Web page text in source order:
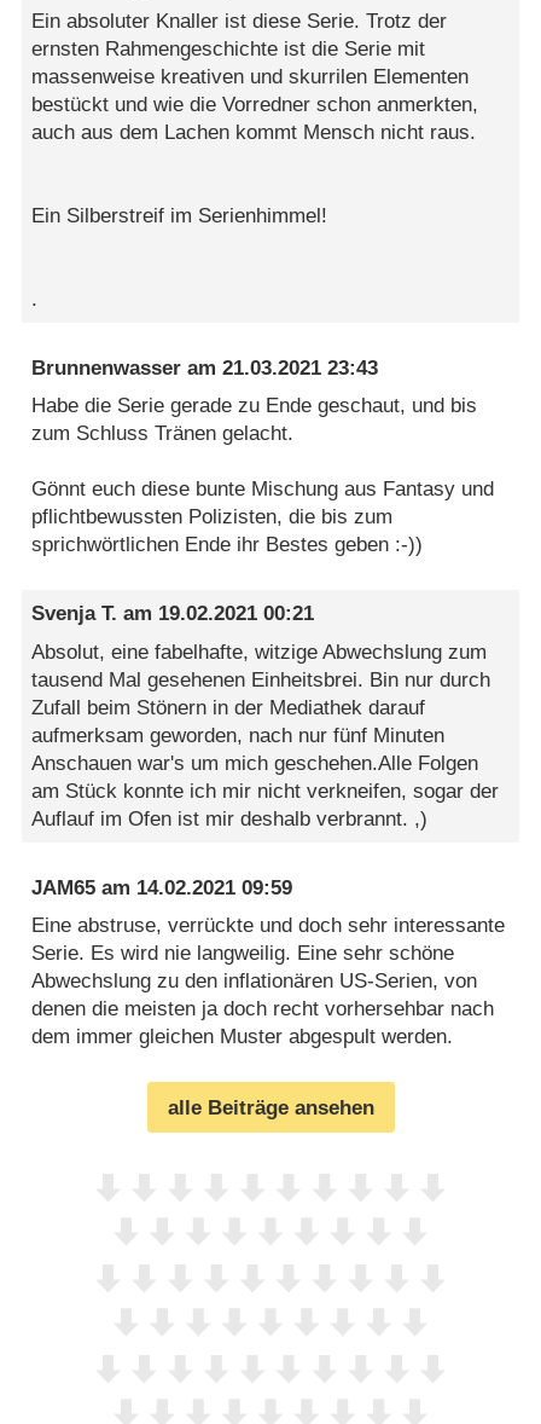
Ein absoluter Knaller ist diese Serie. Trotz der
ernsten Rahmengeschichte ist die Serie mit
massenweise kreativen und skurrilen Elementen
bestückt und wie die Vorredner schon anmerkten,
auch aus dem Lachen kommt Mensch nicht raus.
Ein Silberstreif im Serienhimmel!
.
Brunnenwasser am21.03.2021 23:43
Habe die Serie gerade zu Ende geschaut, und bis
zum Schluss Tränen gelacht.
Gönnt euch diese bunte Mischung aus Fantasy und
pflichtbewussten Polizisten, die bis zum
sprichwörtlichen Ende ihr Bestes geben :-))
Svenja T. am 19.02.2021 00:21
Absolut, eine fabelhafte, witzige Abwechslung zum
tausend Mal gesehenen Einheitsbrei. Bin nur durch
Zufall beim Stönern in der Mediathek darauf
aufmerksam geworden, nach nur fünf Minuten
Anschauen war's um mich geschehen.Alle Folgen
am Stück konnte ich mir nicht verkneifen, sogar der
Auflauf im Ofen ist mir deshalb verbrannt. ,)
JAM65 am 14.02.2021 09:59
Eine abstruse, verrückte und doch sehr interessante
Serie. Es wird nie langweilig. Eine sehr schöne
Abwechslung zu den inflationären US-Serien, von
denen die meisten ja doch recht vorhersehbar nach
dem immer gleichen Muster abgespult werden.
alle Beiträge ansehen